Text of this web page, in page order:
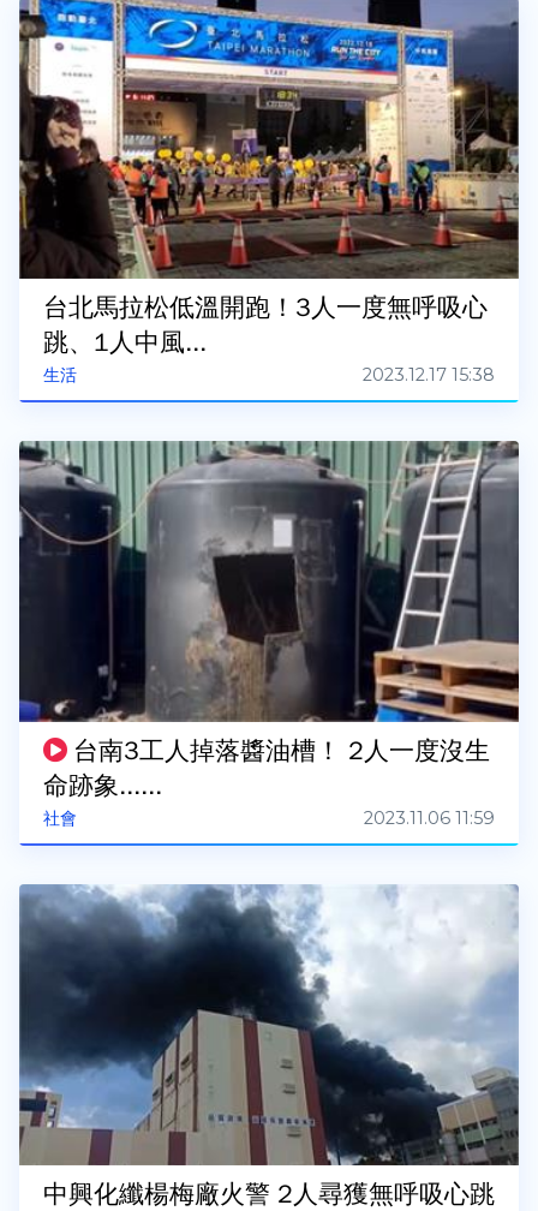
生活
台北馬拉松低溫開跑！3人一度無呼吸心
跳、1人中風...
2023.12.17 15:38
社會
台南3工人掉落醬油槽！ 2人一度沒生
命跡象......
2023.11.06 11:59
中興化纖楊梅廠火警 2人尋獲無呼吸心跳